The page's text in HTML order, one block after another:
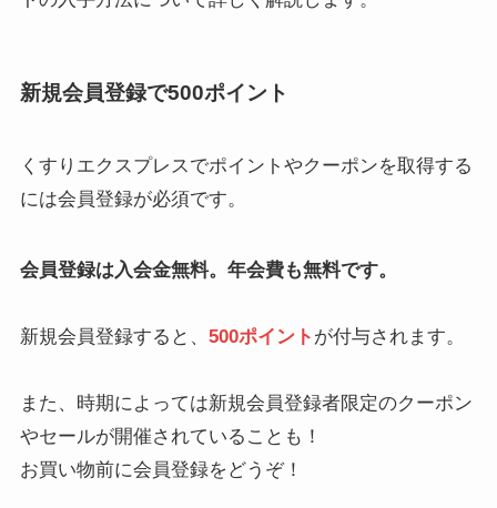
新規会員登録で500ポイント
くすりエクスプレスでポイントやクーポンを取得する
には会員登録が必須です。
会員登録は入会金無料。年会費も無料です。
新規会員登録すると、 500ポイント が付与されます。
また、時期によっては新規会員登録者限定のクーポン
やセールが開催されていることも！
お買い物前に会員登録をどうぞ！